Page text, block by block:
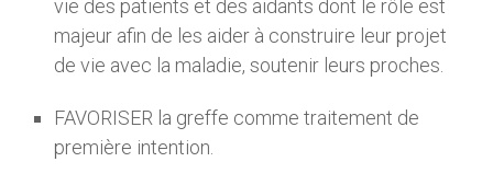
vie des patients et des aidants dont le rôle est
majeur afin de les aider à construire leur projet
de vie avec la maladie, soutenir leurs proches.
FAVORISER la greffe comme traitement de
première intention.